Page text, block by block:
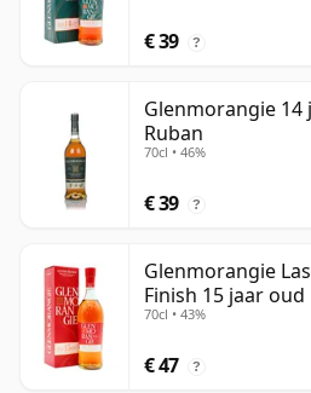
€ 39 ?
Glenmorangie 14
Ruban
70cl • 46%
€ 39 ?
Glenmorangie
Finish 15 jaar oud
70cl • 43%
€ 47 ?